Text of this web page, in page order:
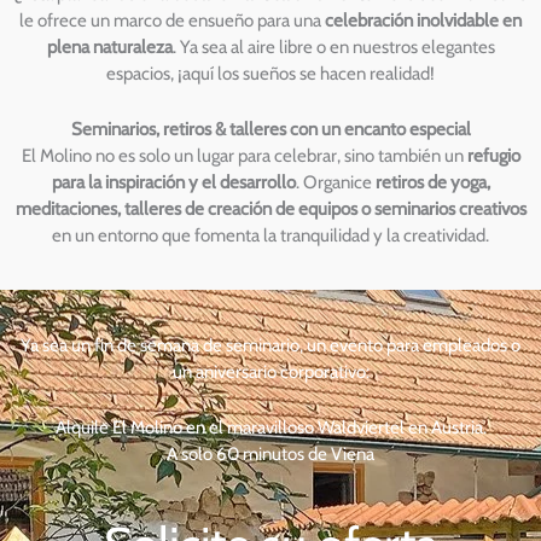
le ofrece un marco de ensueño para unacelebración inolvidable en
plena naturaleza. Ya sea al aire libre o en nuestros elegantes
espacios, ¡aquí los sueños se hacen realidad!
Seminarios, retiros & talleres con un encanto especial
El Molino no es solo un lugar para celebrar, sino también un refugio
para la inspiración y el desarrollo. Organice retiros de yoga,
meditaciones, talleres de creación de equipos o seminarios creativos
en un entorno que fomenta la tranquilidad y la creatividad.
Ya sea un fin de semana de seminario, un evento para empleados o
un aniversario corporativo:
Alquile El Molino en el maravilloso Waldviertel en Austria.
A solo 60 minutos de Viena